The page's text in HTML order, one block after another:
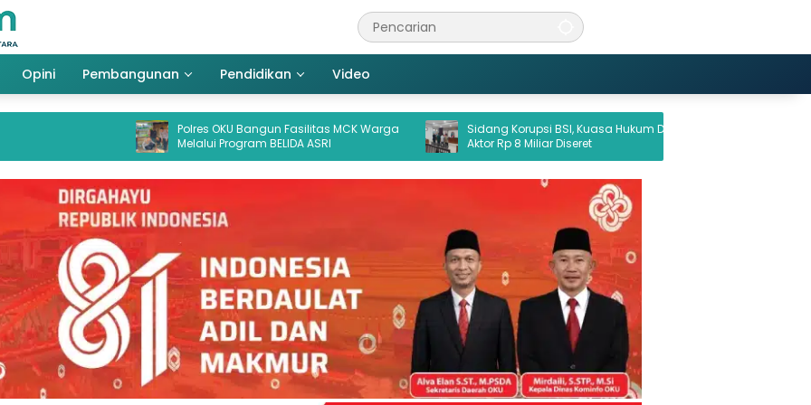
Opini Pembangunan Pendidikan Video
Polres OKU Bangun Fasilitas MCK Warga
Melalui Program BELIDA ASRI
Sidang Korupsi BSI, Kuasa Hukum Desak
Aktor Rp 8 Miliar Diseret